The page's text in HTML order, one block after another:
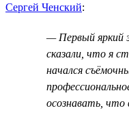
Сергей Ченский:
— Первый яркий
сказали, что я
начался
осознавать, что